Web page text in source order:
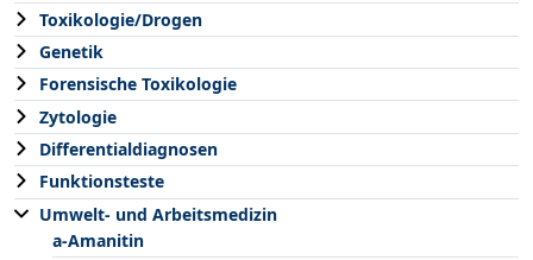
Toxikologie/Drogen
Genetik
Forensische Toxikologie
Zytologie
Differentialdiagnosen
Funktionsteste
Umwelt- und Arbeitsmedizin
a-Amanitin